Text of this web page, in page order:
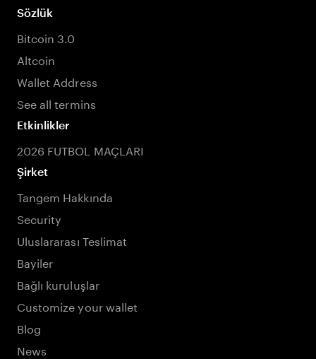
Sözlük
Bitcoin 3.0
Altcoin
Wallet Address
See all termins
Etkinlikler
2026 FUTBOL MAÇLARI
Şirket
Tangem Hakkında
Security
Uluslararası Teslimat
Bayiler
Bağlı kuruluşlar
Customize your wallet
Blog
News